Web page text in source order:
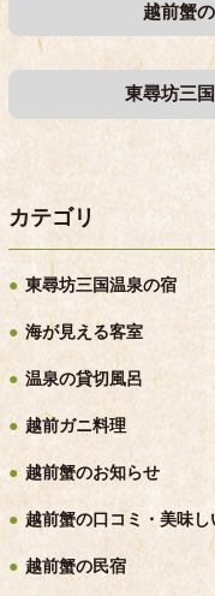
越前蟹
東尋坊三
カテゴリ
東尋坊三国温泉の宿
海が見える客室
温泉の貸切風呂
越前ガニ料理
越前蟹のお知らせ
越前蟹の口コミ・美味し
越前蟹の民宿